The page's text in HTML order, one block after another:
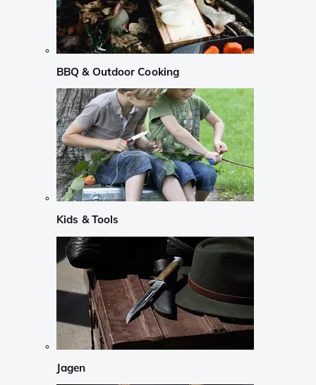
BBQ & Outdoor Cooking
Kids & Tools
Jagen